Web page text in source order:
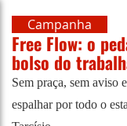
Campanha
Free Flow: o
bolso do
Sem praça, sem aviso
espalhar por todo o